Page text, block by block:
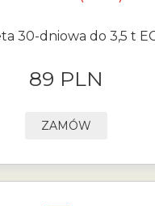
30-dniowa do 3,5 t
89 PLN
ZAMÓW